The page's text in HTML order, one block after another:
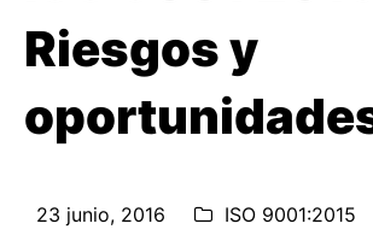
Riesgos y
23 junio, 2016 ISO 9001:2015